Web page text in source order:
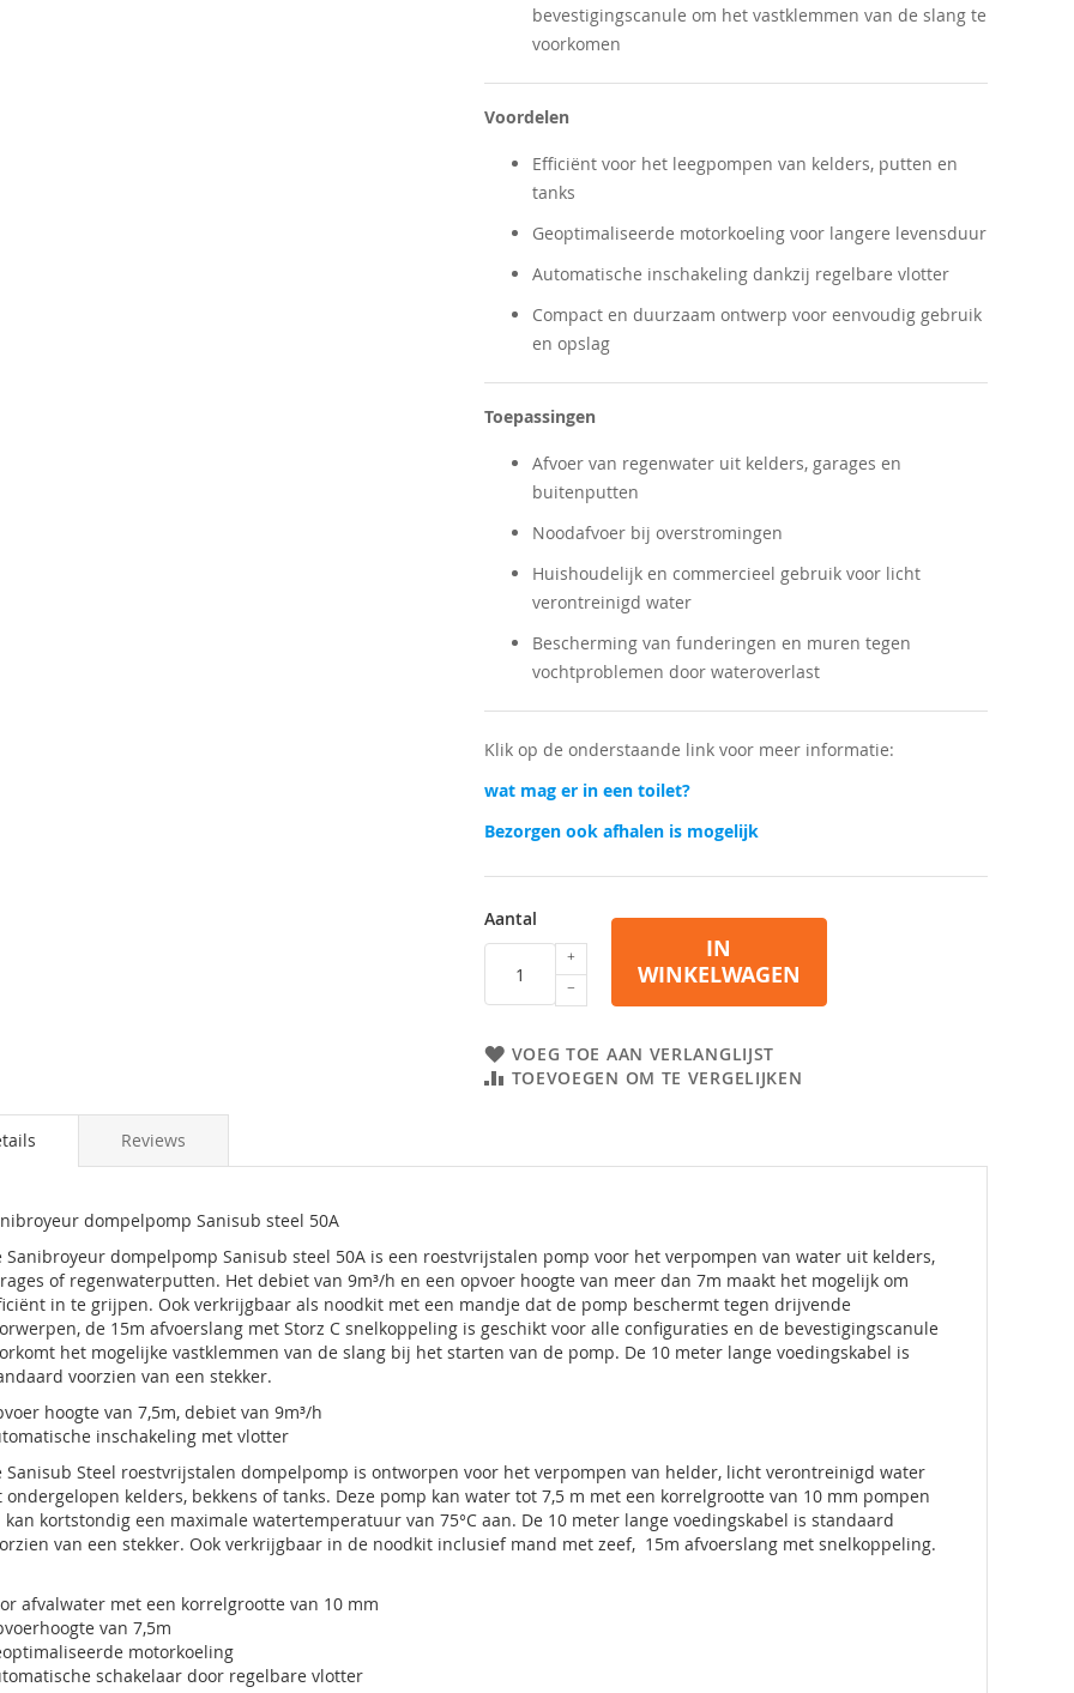
bevestigingscanule om het vastklemmen van de slang te
voorkomen
Voordelen
Efficiënt voor het leegpompen van kelders, putten en
tanks
Geoptimaliseerde motorkoeling voor langere levensduur
Automatische inschakeling dankzij regelbare vlotter
Compact en duurzaam ontwerp voor eenvoudig gebruik
en opslag
Toepassingen
Afvoer van regenwater uit kelders, garages en
buitenputten
Noodafvoer bij overstromingen
Huishoudelijk en commercieel gebruik voor licht
verontreinigd water
Bescherming van funderingen en muren tegen
vochtproblemen door wateroverlast
Klik op de onderstaande link voor meer informatie:
wat mag er in een toilet?
Bezorgen ook afhalen is mogelijk
Aantal
IN
WINKELWAGEN
VOEG TOE AAN VERLANGLIJST
TOEVOEGEN OM TE VERGELIJKEN
dompelpomp Sanisub steel 50A
Sanibroyeur dompelpomp Sanisub steel 50A is een roestvrijstalen pomp voor het verpompen van water uit kelders,
of regenwaterputten. Het debiet van 9m³/h en een opvoer hoogte van meer dan 7m maakt het mogelijk om
in te grijpen. Ook verkrijgbaar als noodkit met een mandje dat de pomp beschermt tegen drijvende
de 15m afvoerslang met Storz C snelkoppeling is geschikt voor alle configuraties en de bevestigingscanule
het mogelijke vastklemmen van de slang bij het starten van de pomp. De 10 meter lange voedingskabel is
voorzien van een stekker.
hoogte van 7,5m, debiet van 9m³/h
inschakeling met vlotter
Sanisub Steel roestvrijstalen dompelpomp is ontworpen voor het verpompen van helder, licht verontreinigd water
ondergelopen kelders, bekkens of tanks. Deze pomp kan water tot 7,5 m met een korrelgrootte van 10 mm pompen
kan kortstondig een maximale watertemperatuur van 75°C aan. De 10 meter lange voedingskabel is standaard
van een stekker. Ook verkrijgbaar in de noodkit inclusief mand met zeef, 15m afvoerslang met snelkoppeling.
afvalwater met een korrelgrootte van 10 mm
van 7,5m
motorkoeling
schakelaar door regelbare vlotter
Reviews